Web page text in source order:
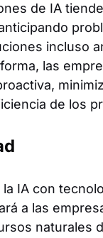
de IA
incluso
las
de los
IA con
a las
naturales